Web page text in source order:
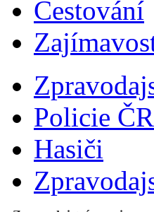
Cestování
Policie
Hasiči